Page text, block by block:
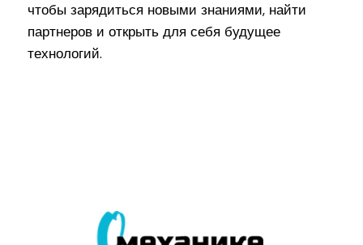
чтобы зарядиться новыми знаниями, найти
партнеров и открыть для себя будущее
технологий.